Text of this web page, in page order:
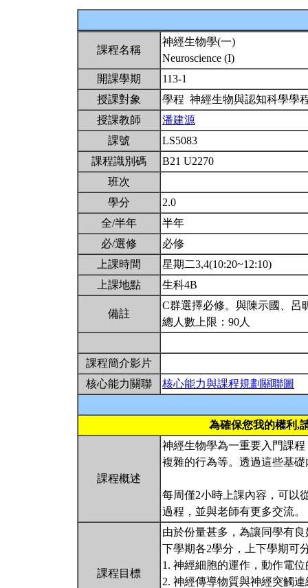
課程名稱
神經生物學(一)
Neuroscience (I)
開課學期
113-1
授課對象
學程 神經生物與認知科學學
授課教師
潘建源
課號
LS5083
課程識別碼
B21 U2270
班次
學分
2.0
全/半年
半年
必/選修
必修
上課時間
星期二3,4(10:20~12:10)
上課地點
生科4B
備註
C群選擇必修。與陳示國、呂
總人數上限：90人
課程簡介影片
核心能力關聯
核心能力與課程規劃關聯圖
為確保您我的權利,
課程概述
神經生物學為一重要入門課
複雜的行為等。透過這些基
每周僅2小時上課內容，可以
過程，並與老師有更多交流。
課程目標
由於份量甚多，為讓同學有
下學期各2學分，上下學期可
1. 神經細胞的運作，動作電
2. 神經傳導物質與神經突觸連